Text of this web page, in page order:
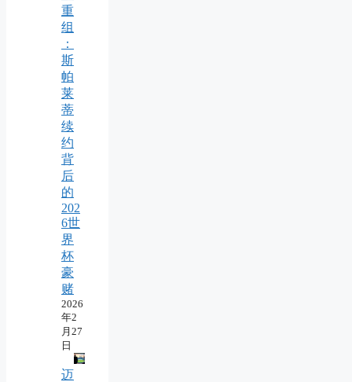
重
组
：
斯
帕
莱
蒂
续
约
背
后
的
202
6世
界
杯
豪
赌
2026
年2
月27
日
迈